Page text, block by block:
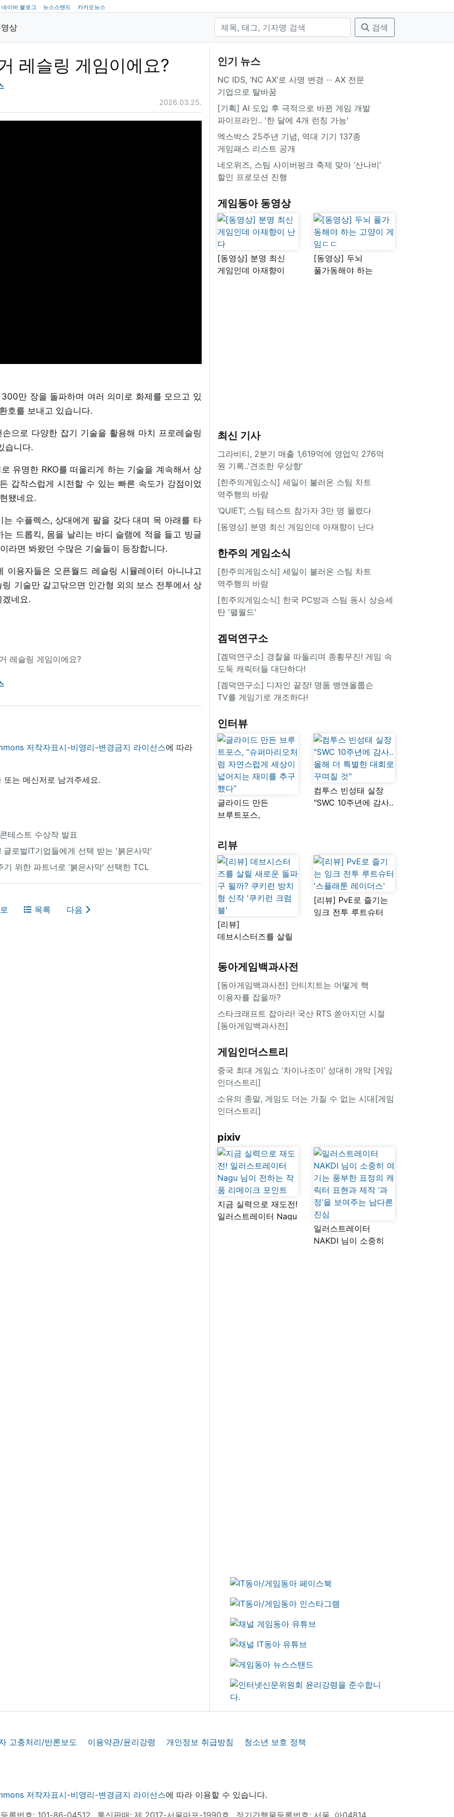
네이버 블로그 뉴스스탠드 카카오뉴스
상 검색
레슬링 게임이에요?
2026.03.25.
만 장을 돌파하며 여러 의미로 화제를 모으고 있
호를 보내고 있습니다.
손으로 다양한 잡기 기술을 활용해 마치 프로레슬링
습니다.
유명한 RKO를 떠올리게 하는 기술을 계속해서 상
갑작스럽게 시전할 수 있는 빠른 속도가 강점이었
됐네요.
수플렉스, 상대에게 팔을 갖다 대며 목 아래를 타
드롭킥, 몸을 날리는 바디 슬램에 적을 들고 빙글
라면 봐왔던 수많은 기술들이 등장합니다.
용자들은 오픈월드 레슬링 시뮬레이터 아니냐고
기술만 갈고닦으면 인간형 외의 보스 전투에서 상
네요.
레슬링 게임이에요?
저작자표시-비영리-변경금지 라이선스에 따라
또는 메신저로 남겨주세요.
테스트 수상작 발표
로벌IT기업들에게 선택 받는 '붉은사막'
위한 파트너로 ‘붉은사막’ 선택한 TCL
목록 다음
인기 뉴스
NC IDS, ‘NC AX’로 사명 변경 ∙∙∙ AX 전문
기업으로 탈바꿈
[기획] AI 도입 후 극적으로 바뀐 게임 개발
파이프라인.. '한 달에 4개 런칭 가능'
엑스박스 25주년 기념, 역대 기기 137종
게임패스 리스트 공개
네오위즈, 스팀 사이버펑크 축제 맞아 ‘산나비’
할인 프로모션 진행
게임동아 동영상
[동영상] 분명 최신
게임인데 아재향이
[동영상] 두뇌
풀가동해야 하는
최신 기사
그라비티, 2분기 매출 1,619억에 영업익 276억
원 기록..'견조한 우상향'
[한주의게임소식] 세일이 불러온 스팀 차트
역주행의 바람
‘QUIET’, 스팀 테스트 참가자 3만 명 몰렸다
[동영상] 분명 최신 게임인데 아재향이 난다
한주의 게임소식
[한주의게임소식] 세일이 불러온 스팀 차트
역주행의 바람
[힌주의게임소식] 한국 PC방과 스팀 동시 상승세
탄 '팰월드'
겜덕연구소
[겜덕연구소] 경찰을 따돌리며 종횡무진! 게임 속
도둑 캐릭터들 대단하다!
[겜덕연구소] 디자인 끝장! 명품 뱅앤올룹슨
TV를 게임기로 개조하다!
인터뷰
글라이드 만든
브루트포스,
자연스럽게 세상이
넓어지는 재미를
추구했다”
컴투스 빈성태 실장
"SWC 10주년에 감사..
리뷰
[리뷰]
데브시스터즈를 살릴
쿠키런 방치형 신작
'쿠키런 크럼블'
[리뷰] PvE로 즐기는
잉크 전투 루트슈터
동아게임백과사전
[동아게임백과사전] 안티치트는 어떻게 핵
이용자를 잡을까?
스타크래프트 잡아라! 국산 RTS 쏟아지던 시절
[동아게임백과사전]
게임인더스트리
중국 최대 게임쇼 ‘차이나조이’ 성대히 개막 [게임
인더스트리]
소유의 종말, 게임도 더는 가질 수 없는 시대[게임
인더스트리]
pixiv
지금 실력으로 재도전!
일러스트레이터 Nagu
일러스트레이터
NAKDI 님이 소중히
고충처리/반론보도 이용약관/윤리강령 개인정보 취급방침 청소년 보호 정책
저작자표시-비영리-변경금지 라이선스에 따라 이용할 수 있습니다.
록번호: 101-86-04512
통신판매: 제 2017-서울마포-1990호 정기간행물등록번호: 서울, 아04814